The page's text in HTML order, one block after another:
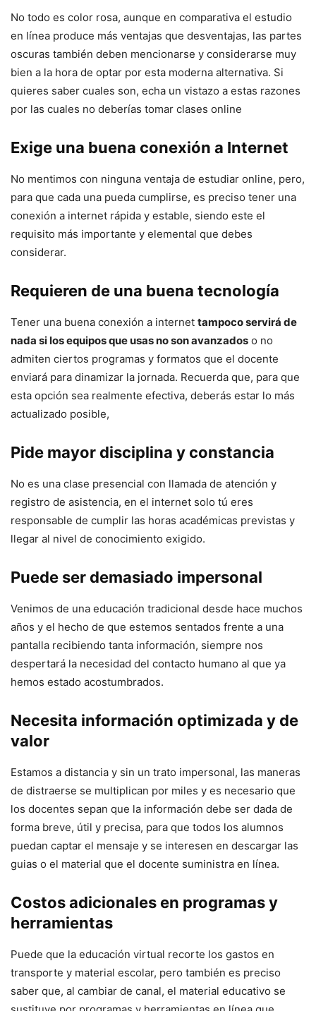
No todo es color rosa, aunque en comparativa el estudio
en línea produce más ventajas que desventajas, las partes
oscuras también deben mencionarse y considerarse muy
bien a la hora de optar por esta moderna alternativa. Si
quieres saber cuales son, echa un vistazo a estas razones
por las cuales no deberías tomar clases online
Exige una buena conexión a Internet
No mentimos con ninguna ventaja de estudiar online, pero,
para que cada una pueda cumplirse, es preciso tener una
conexión a internet rápida y estable, siendo este el
requisito más importante y elemental que debes
considerar.
Requieren de una buena tecnología
Tener una buena conexión a internet tampoco servirá de
nada si los equipos que usas no son avanzados o no
admiten ciertos programas y formatos que el docente
enviará para dinamizar la jornada. Recuerda que, para que
esta opción sea realmente efectiva, deberás estar lo más
actualizado posible,
Pide mayor disciplina y constancia
No es una clase presencial con llamada de atención y
registro de asistencia, en el internet solo tú eres
responsable de cumplir las horas académicas previstas y
llegar al nivel de conocimiento exigido.
Puede ser demasiado impersonal
Venimos de una educación tradicional desde hace muchos
años y el hecho de que estemos sentados frente a una
pantalla recibiendo tanta información, siempre nos
despertará la necesidad del contacto humano al que ya
hemos estado acostumbrados.
Necesita información optimizada y de
valor
Estamos a distancia y sin un trato impersonal, las maneras
de distraerse se multiplican por miles y es necesario que
los docentes sepan que la información debe ser dada de
forma breve, útil y precisa, para que todos los alumnos
puedan captar el mensaje y se interesen en descargar las
guias o el material que el docente suministra en línea.
Costos adicionales en programas y
herramientas
Puede que la educación virtual recorte los gastos en
transporte y material escolar, pero también es preciso
saber que, al cambiar de canal, el material educativo se